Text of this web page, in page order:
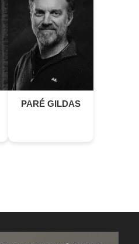
PARÉ GILDAS